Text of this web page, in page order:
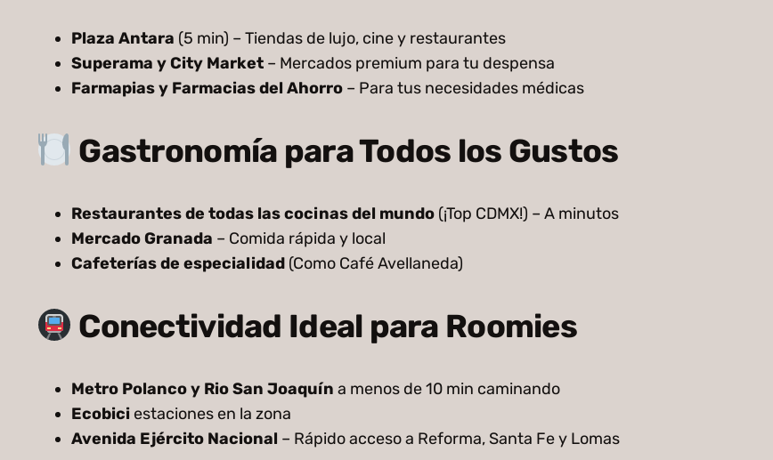
Plaza Antara (5 min) – Tiendas de lujo, cine y restaurantes
Superama y City Market – Mercados premium para tu despensa
Farmapias y Farmacias del Ahorro – Para tus necesidades médicas
Gastronomía para Todos los Gustos
Restaurantes de todas las cocinas del mundo (¡Top CDMX!) – A minutos
Mercado Granada – Comida rápida y local
Cafeterías de especialidad (Como Café Avellaneda)
Conectividad Ideal para Roomies
Metro Polanco y Rio San Joaquín a menos de 10 min caminando
Ecobici estaciones en la zona
Avenida Ejército Nacional – Rápido acceso a Reforma, Santa Fe y Lomas